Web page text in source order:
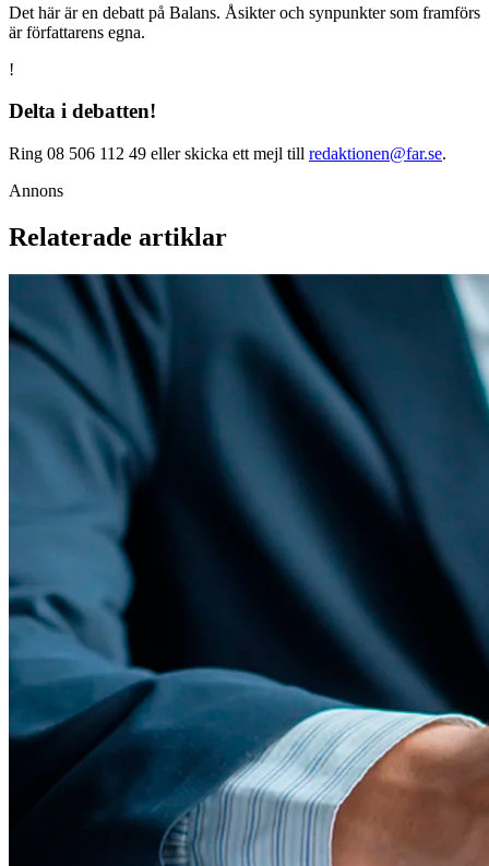
Det här är en debatt på Balans. Åsikter och synpunkter som framförs
är författarens egna.
!
Delta i debatten!
Ring 08 506 112 49 eller skicka ett mejl till redaktionen@far.se.
Annons
Relaterade artiklar